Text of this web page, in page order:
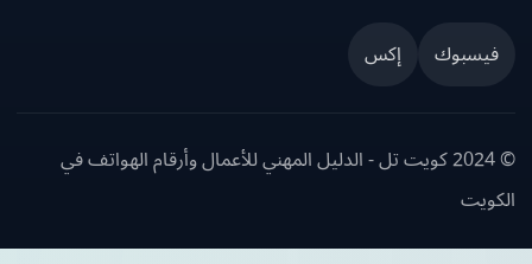
إكس
© 2024 كويت تل - الدليل المهني للأعمال وأرقام الهواتف في